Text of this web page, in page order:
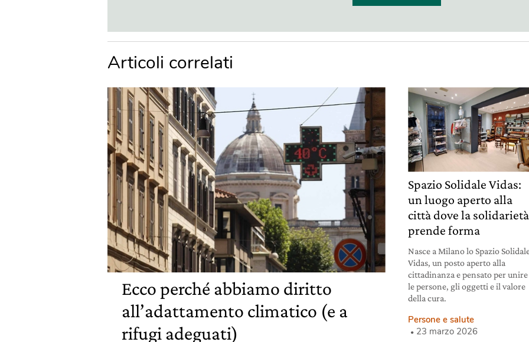
Articoli correlati
Ecco perché abbiamo diritto
all’adattamento climatico (e a
rifugi adeguati)
Spazio Solidale Vidas:
un luogo aperto alla
città dove la solidarietà
prende forma
Nasce a Milano lo Spazio
Vidas, un posto aperto alla
cittadinanza e pensato per unire
le persone, gli oggetti e il valore
della cura.
Persone e salute
23 marzo 2026